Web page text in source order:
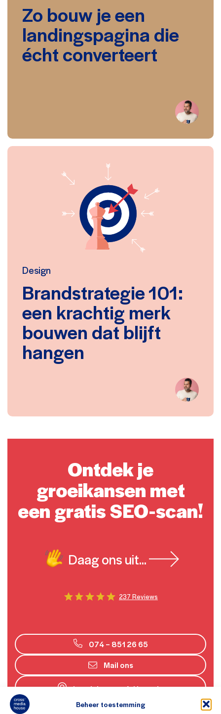
Beheer toestemming
Zo bouw je een
landingspagina die
écht converteert
Design
Brandstrategie 101:
een krachtig merk
bouwen dat blijft
hangen
Ontdek je
groeikansen met
een gratis SEO-scan!
Daag ons uit...
237 Reviews
074 – 851 26 65
Mail ons
Lansinkesweg 4, Hengelo